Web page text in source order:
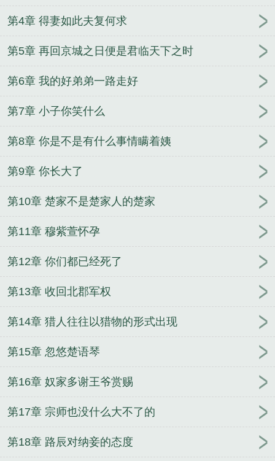
笔趣阁
公主连结-真步与霞的凌辱群交
主角林海苏
晓宛全集阅读
叶明昊宋雪晴笔趣阁无弹窗
宦海官途
秦峰胡佳云
路辰楚语琴笔趣阁
(全文)路辰楚语琴奉
旨娶妻生子 官场之绝对权力秦风周茜
主角叶明昊宋
（碧蓝航线同人）ntrs港
区
公主连结-真步与霞的凌辱群交
秦岚杨叔烟雨濛
全集阅读 (无绿改)亲手送她们堕入深渊，我却无能为
无删减
(全文)秦岚杨叔烟雨濛濛
秦岚杨叔笔趣阁
路辰楚语琴奉旨娶
妻生子笔趣阁
林海苏晓宛笔趣阁无弹窗
主角叶明昊
宋雪晴全集阅读
第4章 得妻如此夫复何求
第5章 再回京城之日便是君临天下之时
第6章 我的好弟弟一路走好
第7章 小子你笑什么
第8章 你是不是有什么事情瞒着姨
第9章 你长大了
第10章 楚家不是楚家人的楚家
第11章 穆紫萱怀孕
第12章 你们都已经死了
第13章 收回北郡军权
第14章 猎人往往以猎物的形式出现
第15章 忽悠楚语琴
第16章 奴家多谢王爷赏赐
第17章 宗师也没什么大不了的
第18章 路辰对纳妾的态度